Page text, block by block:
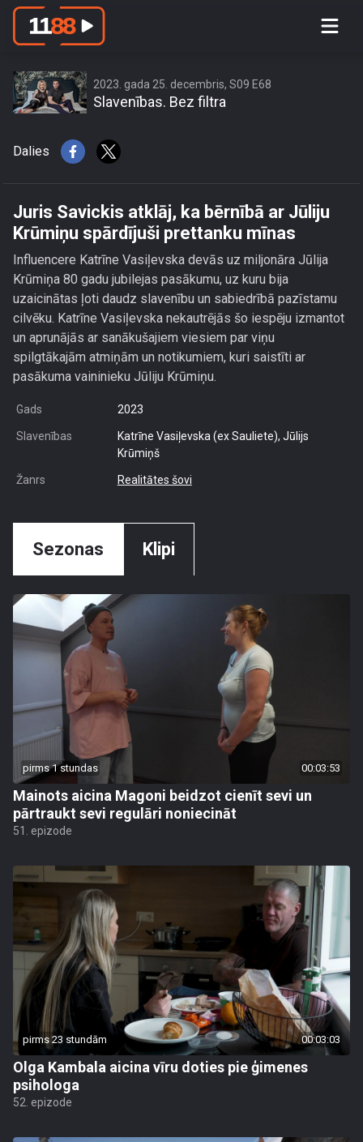
Juris Savickis atklāj, ka bērnībā ar
2023. gada 25. decembris, S09 E68
Slavenības. Bez filtra
Dalies
Juris Savickis atklāj, ka bērnībā ar Jūliju
Krūmiņu spārdījuši prettanku mīnas
Influencere Katrīne Vasiļevska devās uz miljonāra Jūlija
Krūmiņa 80 gadu jubilejas pasākumu, uz kuru bija
uzaicinātas ļoti daudz slavenību un sabiedrībā pazīstamu
cilvēku. Katrīne Vasiļevska nekautrējās šo iespēju izmantot
un aprunājās ar sanākušajiem viesiem par viņu
spilgtākajām atmiņām un notikumiem, kuri saistīti ar
pasākuma vaininieku Jūliju Krūmiņu.
Gads 2023
Slavenības
Katrīne Vasiļevska (ex Sauliete), Jūlijs
Krūmiņš
Žanrs Realitātes šovi
Sezonas Klipi
pirms 1 stundas 00:03:53
Mainots aicina Magoni beidzot cienīt sevi un
pārtraukt sevi regulāri noniecināt
51. epizode
pirms 23 stundām 00:03:03
Olga Kambala aicina vīru doties pie ģimenes
psihologa
52. epizode